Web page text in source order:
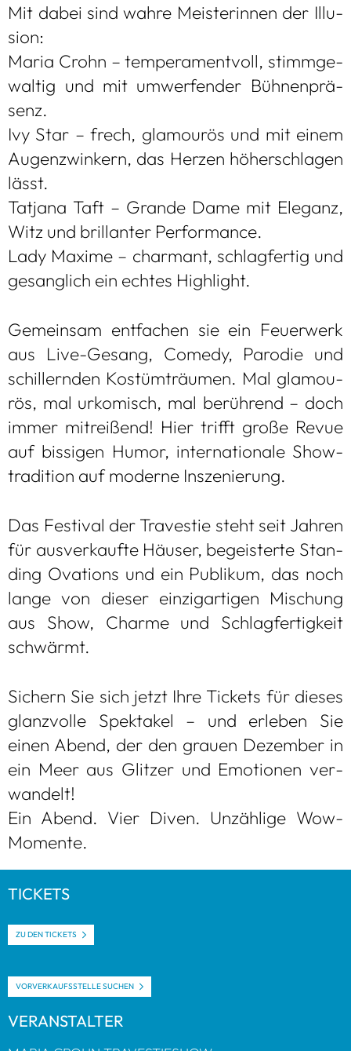
Mit dabei sind wahre Meis­te­rin­nen der Illu­
sion:
Maria Crohn – tem­pe­ra­ment­voll, stimm­ge­
wal­tig und mit umwer­fen­der Büh­nen­prä­
senz.
Ivy Star – frech, gla­mou­rös und mit einem
Augen­zwin­kern, das Her­zen höher­schla­gen
lässt.
Tat­jana Taft – Grande Dame mit Ele­ganz,
Witz und bril­lan­ter Per­for­mance.
Lady Maxime – char­mant, schlag­fer­tig und
gesang­lich ein ech­tes High­light.
Gemein­sam ent­fa­chen sie ein Feu­er­werk
aus Live-Gesang, Comedy, Par­odie und
schil­lern­den Kos­tüm­träu­men. Mal gla­mou­
rös, mal urko­misch, mal berüh­rend – doch
immer mit­rei­ßend! Hier trifft große Revue
auf bis­si­gen Humor, inter­na­tio­nale Show­
tra­di­tion auf moderne Insze­nie­rung.
Das Fes­ti­val der Tra­ves­tie steht seit Jah­ren
für aus­ver­kaufte Häu­ser, begeis­terte Stan­
ding Ova­tions und ein Publi­kum, das noch
lange von die­ser ein­zig­ar­ti­gen Mischung
aus Show, Charme und Schlag­fer­tig­keit
schwärmt.
Sichern Sie sich jetzt Ihre Tickets für die­ses
glanz­volle Spek­ta­kel – und erle­ben Sie
einen Abend, der den grauen Dezem­ber in
ein Meer aus Glit­zer und Emo­tio­nen ver­
wan­delt!
Ein Abend. Vier Diven. Unzäh­lige Wow-
Momente.
TICKETS
ZU DEN TICKETS
VOR­VER­KAUFS­STELLE SUCHEN
VER­AN­STAL­TER